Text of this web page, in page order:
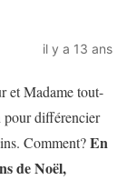
il y a 13 ans
et Madame tout-
pour différencier
Comment?En
de Noël,